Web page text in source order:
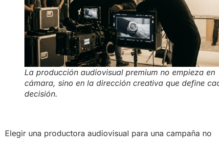
La producción audiovisual premium no empieza en
cámara, sino en la dirección creativa que define
decisión.
Elegir una productora audiovisual para una campaña no